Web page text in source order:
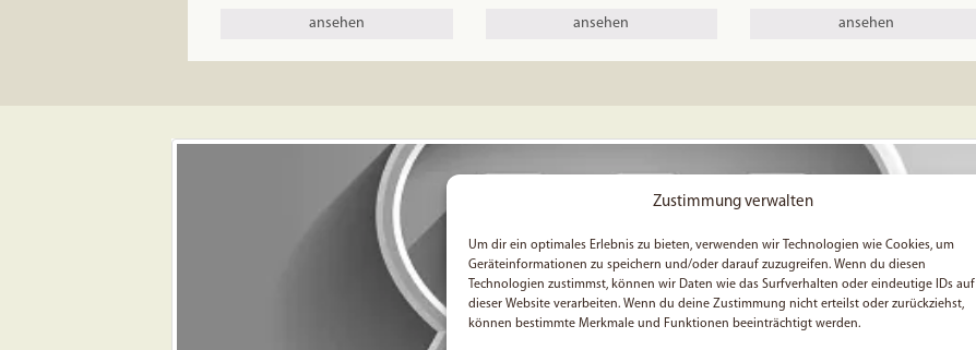
Zustimmung verwalten
Um dir ein optimales Erlebnis zu bieten, verwenden wir Technologien wie Cookies, um
Geräteinformationen zu speichern und/oder darauf zuzugreifen. Wenn du diesen
Technologien zustimmst, können wir Daten wie das Surfverhalten oder eindeutige IDs auf
dieser Website verarbeiten. Wenn du deine Zustimmung nicht erteilst oder zurückziehst,
können bestimmte Merkmale und Funktionen beeinträchtigt werden.
ansehen ansehen ansehen